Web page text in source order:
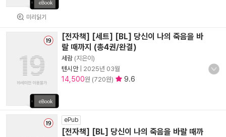
미리읽기
[전자책] [세트] [BL] 당신이 나의 죽음을 바
랄 때까지 (총4권/완결)
세람 (지은이)
텐시안| 2025년 03월
14,500원 (720원) 9.6
ePub
[전자책] [BL] 당신이 나의 죽음을 바랄 때까